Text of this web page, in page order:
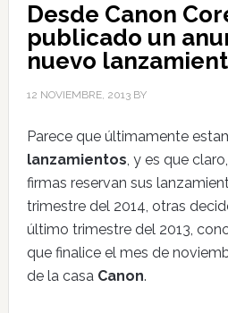
Desde Canon
publicado un
nuevo
12 NOVIEMBRE, 2013BY
Parece que últimamente
lanzamientos, y es que
firmas reservan sus
trimestre del 2014, otras
último trimestre del 2013,
que finalice el mes de
de la casa Canon.